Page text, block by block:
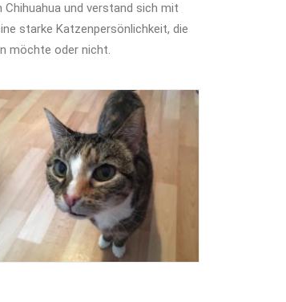
und verstand sich mit
starke Katzenpersönlichkeit, die
möchte oder nicht.